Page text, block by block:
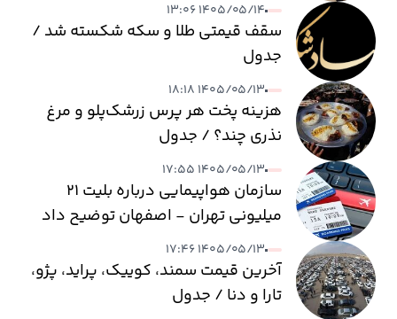
۱۴۰۵/۰۵/۱۴ ۱۳:۰۶
سقف قیمتی طلا و سکه شکسته شد /
جدول
۱۴۰۵/۰۵/۱۳ ۱۸:۱۸
هزینه پخت هر پرس زرشک‌پلو و مرغ
نذری چند؟ / جدول
۱۴۰۵/۰۵/۱۳ ۱۷:۵۵
سازمان هواپیمایی درباره بلیت ۲۱
میلیونی تهران - اصفهان توضیح داد
۱۴۰۵/۰۵/۱۳ ۱۷:۴۶
آخرین قیمت سمند، کوییک، پراید، پژو،
تارا و دنا / جدول